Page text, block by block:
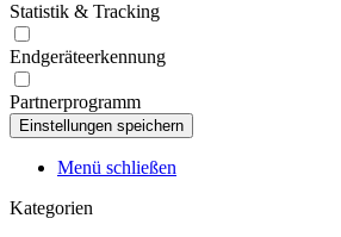
Statistik & Tracking
Endgeräteerkennung
Partnerprogramm
Menü schließen
Kategorien